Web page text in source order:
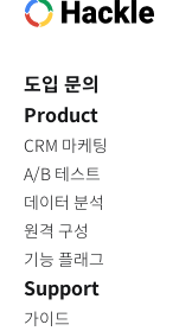
도입 문의
Product
CRM 마케팅
A/B 테스트
데이터 분석
원격 구성
기능 플래그
Support
가이드